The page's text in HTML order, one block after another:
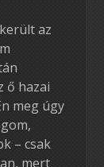
az
ő hazai
meg úgy
– csak
mert